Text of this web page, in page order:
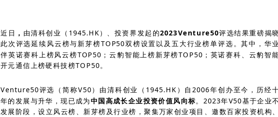
近日 ， 由清科创业（1945.HK）、投资界发起的2023Venture50评选结果重磅揭
此次评选延续风云榜与新芽榜TOP50双榜设置以及五大行业榜单评选。其中，华
伴英诺赛科上榜风云榜TOP50；云豹智能上榜新芽榜TOP50；英诺赛科、云豹智能
开元通信上榜硬科技榜TOP50。
Venture50评选（简称V50）由清科创业（1945.HK）自2006年创办至今，历经
年的发展与升华，现已成为中国高成长企业投资价值风向标。2023年V50基于企业
发展阶段，设立风云榜、新芽榜及行业榜，聚集万家创业项目、邀数百家投资机构